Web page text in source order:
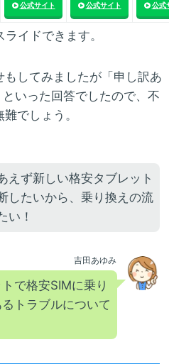
公式サイト 公式サイト 公式
イドできます。
してみましたが「申し訳あ
いった回答でしたので、不
でしょう。
えず新しい格安タブレット
したいから、乗り換えの流
い！
吉田あゆみ
で格安SIMに乗り
トラブルについて